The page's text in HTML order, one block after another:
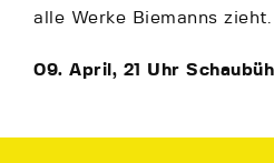
alle Werke Biemanns zieht.
09. April, 21 Uhr